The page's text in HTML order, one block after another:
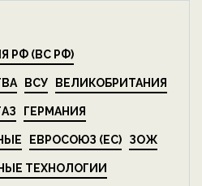
РФ (ВС РФ)
ВСУ ВЕЛИКОБРИТАНИЯ
ГЕРМАНИЯ
ЕВРОСОЮЗ (ЕС) ЗОЖ
ТЕХНОЛОГИИ